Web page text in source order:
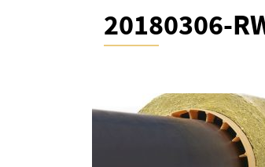
20180306-